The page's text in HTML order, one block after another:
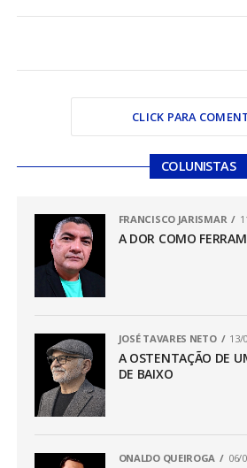
CLICK PARA
COLUNISTAS
FRANCISCO JARISMAR
A DOR COMO
JOSÉ TAVARES NETO 13/
A OSTENTAÇÃO DE
DE BAIXO
ONALDO QUEIROGA 06/